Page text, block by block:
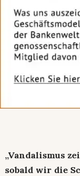
„Vandalismus
sobald wir die